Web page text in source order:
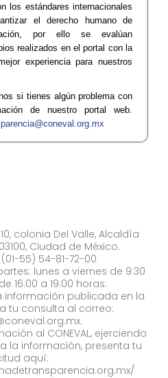
los estándares internacionales
el derecho humano de
por ello se evalúan
realizados en el portal con la
experiencia para nuestros
si tienes algún problema con
de nuestro portal web.
colonia Del Valle, Alcaldía
Ciudad de México.
55) 54-81-72-00
lunes a viernes de 9:30
16:00 a 19:00 horas.
información publicada en la
tu consulta al correo:
.
al CONEVAL, ejerciendo
la información, presenta tu
aquí: